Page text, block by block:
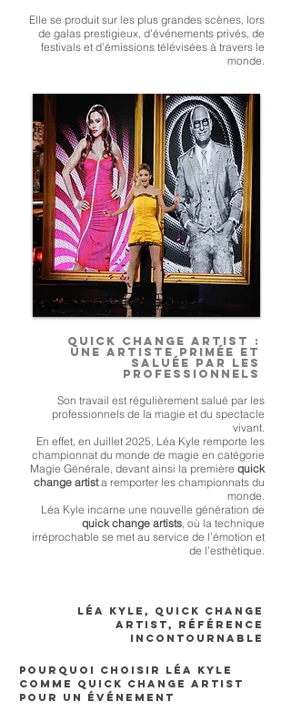
Léa Kyle, quick change
artist, référence
incontournable
Elle se produit sur les plus grandes scènes, lors
de galas prestigieux, d’événements privés, de
festivals et d’émissions télévisées à travers le
monde.
Quick change artist :
Une artiste primée et
saluée par les
professionnels
Son travail est régulièrement salué par les
professionnels de la magie et du spectacle
vivant.
En effet, en Juillet 2025, Léa Kyle remporte les
championnat du monde de magie en catégorie
Magie Générale, devant ainsi la première quick
change artista remporter les championnats du
monde.
Léa Kyle incarne une nouvelle génération de
quick change artists, où la technique
irréprochable se met au service de l’émotion et
de l’esthétique.
Pourquoi choisir Léa Kyle
comme quick change artist
pour un événement